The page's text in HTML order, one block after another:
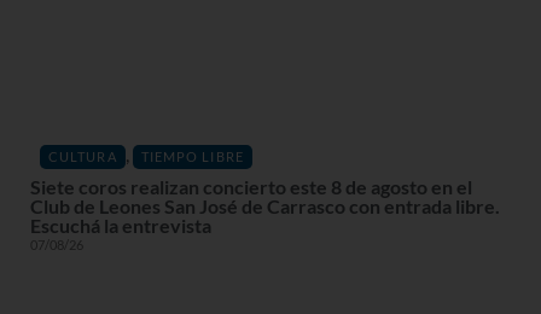
CULTURA , TIEMPO LIBRE
Siete coros realizan concierto este 8 de agosto en el
Club de Leones San José de Carrasco con entrada libre.
Escuchá la entrevista
07/08/26